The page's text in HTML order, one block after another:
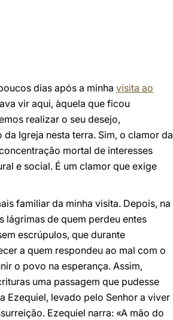
dias após a minha visita ao
vir aqui, àquela que ficou
realizar o seu desejo,
Igreja nesta terra. Sim, o clamor da
mortal de interesses
e social. É um clamor que exige
familiar da minha visita. Depois, na
lágrimas de quem perdeu entes
escrúpulos, que durante
a quem respondeu ao mal com o
o povo na esperança. Assim,
uma passagem que pudesse
Ezequiel, levado pelo Senhor a viver
Ezequiel narra: «A mão do